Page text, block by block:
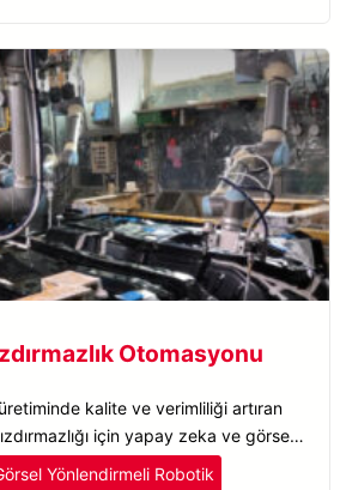
Otomasyonu
kalite ve verimliliği artıran
için yapay zeka ve görsel
Yönlendirmeli Robotik